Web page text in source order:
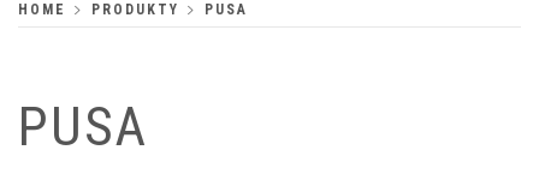
HOME PRODUKTY PUSA
PUSA